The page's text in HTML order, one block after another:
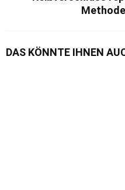
DAS KÖNNTE IHNEN